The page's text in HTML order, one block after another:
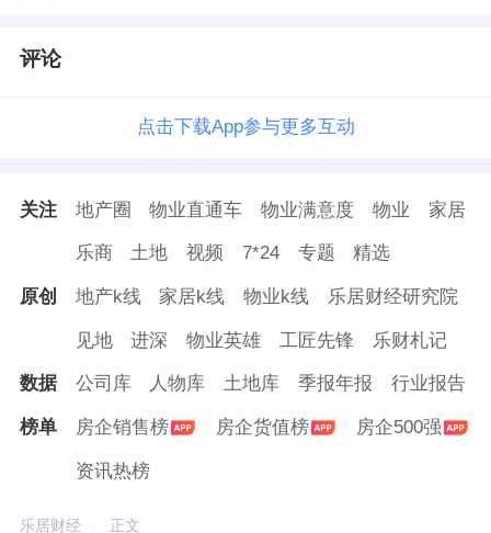
评论
点击下载App参与更多互动
关注 地产圈 物业直通车 物业满意度 物业 家居
乐商 土地 视频 7*24 专题 精选
原创 地产k线 家居k线 物业k线 乐居财经研究院
见地 进深 物业英雄 工匠先锋 乐财札记
数据 公司库 人物库 土地库 季报年报 行业报告
榜单 房企销售榜 房企货值榜 房企500强
资讯热榜
乐居财经 正文